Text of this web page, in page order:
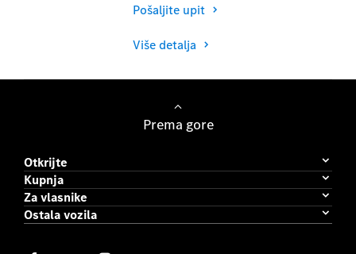
Pošaljite upit
Više detalja
Prema gore
Otkrijte
Kupnja
Za vlasnike
Ostala vozila